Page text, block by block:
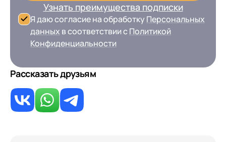
Узнать преимущества подписки
Я даю согласие на обработку Персональных
данных в соответствии сПолитикой
Конфиденциальности
Рассказать друзьям